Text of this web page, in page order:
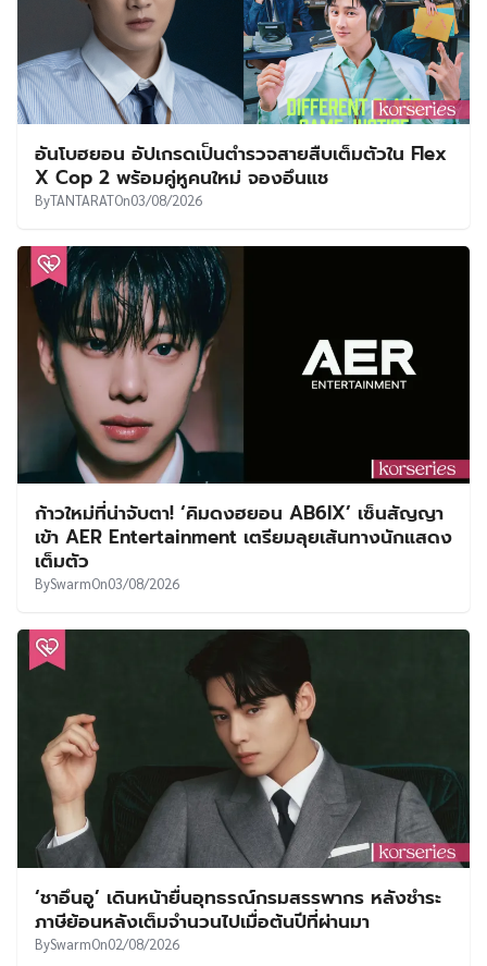
อันโบฮยอน อัปเกรดเป็นตำรวจสายสืบเต็มตัวใน Flex
X Cop 2 พร้อมคู่หูคนใหม่ จองอึนแช
ByTANTARATOn03/08/2026
ก้าวใหม่ที่น่าจับตา! ‘คิมดงฮยอน AB6IX’ เซ็นสัญญา
เข้า AER Entertainment เตรียมลุยเส้นทางนักแสดง
เต็มตัว
BySwarmOn03/08/2026
‘ชาอึนอู’ เดินหน้ายื่นอุทธรณ์กรมสรรพากร หลังชำระ
ภาษีย้อนหลังเต็มจำนวนไปเมื่อต้นปีที่ผ่านมา
BySwarmOn02/08/2026